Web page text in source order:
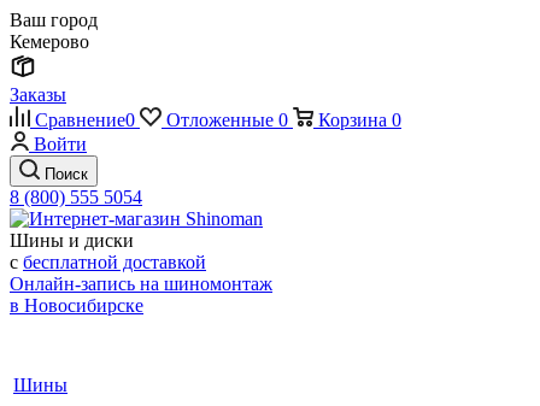
Ваш город
Кемерово
Заказы
Сравнение0 Отложенные 0 Корзина 0
Войти
Поиск
8 (800) 555 5054
Шины и диски
с бесплатной доставкой
Онлайн-запись на шиномонтаж
в Новосибирске
Шины